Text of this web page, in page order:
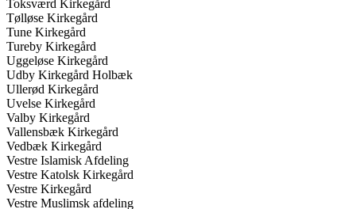
Toksværd Kirkegård
Tølløse Kirkegård
Tune Kirkegård
Tureby Kirkegård
Uggeløse Kirkegård
Udby Kirkegård Holbæk
Ullerød Kirkegård
Uvelse Kirkegård
Valby Kirkegård
Vallensbæk Kirkegård
Vedbæk Kirkegård
Vestre Islamisk Afdeling
Vestre Katolsk Kirkegård
Vestre Kirkegård
Vestre Muslimsk afdeling